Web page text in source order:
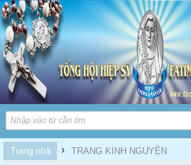
Trang nhà › TRANG KINH NGUYỆN